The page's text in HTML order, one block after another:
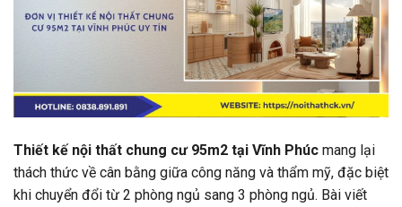
Thiết kế nội thất chung cư 95m2 tại Vĩnh Phúc mang lại
thách thức về cân bằng giữa công năng và thẩm mỹ, đặc biệt
khi chuyển đổi từ 2 phòng ngủ sang 3 phòng ngủ. Bài viết